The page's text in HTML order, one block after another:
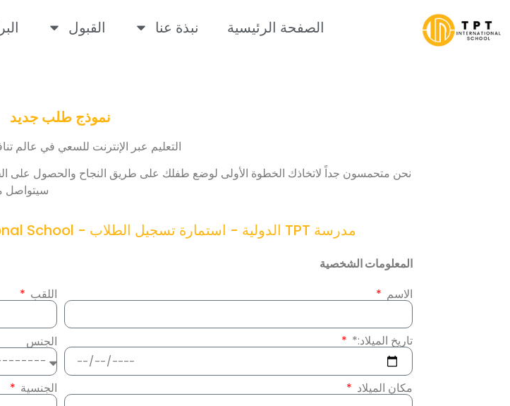
الصفحة الرئيسية نبذة عنا القبول
نموذج طلب جديد
التعليم عبر الإنترنت للسعي في عالم
نحن متحمسون جداً لاتخاذك الخطوة الأولى لوضع طفلك على طريق النجاح والحصول على
سيتواصل
مدرسة TPT الدولية - استمارة تسجيل الطلاب - TPT International School - نموذج تسجيل الطلاب
المعلومات الشخصية
الاسم
اللقب
تاريخ الميلاد:* الجنس
مكان الميلاد الجنسية